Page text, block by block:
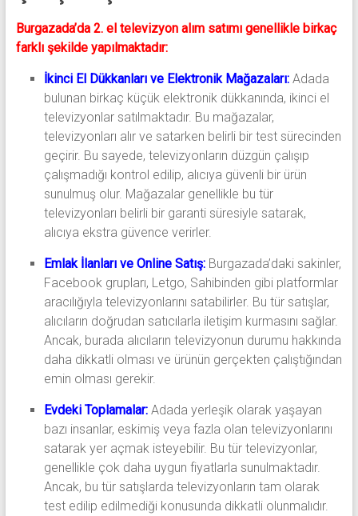
Burgazada’da 2. el televizyon alım satımı genellikle birkaç
farklı şekilde yapılmaktadır:
İkinci El Dükkanları ve Elektronik Mağazaları:Adada
bulunan birkaç küçük elektronik dükkanında, ikinci el
televizyonlar satılmaktadır. Bu mağazalar,
televizyonları alır ve satarken belirli bir test sürecinden
geçirir. Bu sayede, televizyonların düzgün çalışıp
çalışmadığı kontrol edilip, alıcıya güvenli bir ürün
sunulmuş olur. Mağazalar genellikle bu tür
televizyonları belirli bir garanti süresiyle satarak,
alıcıya ekstra güvence verirler.
Emlak İlanları ve Online Satış:Burgazada’daki sakinler,
Facebook grupları, Letgo, Sahibinden gibi platformlar
aracılığıyla televizyonlarını satabilirler. Bu tür satışlar,
alıcıların doğrudan satıcılarla iletişim kurmasını sağlar.
Ancak, burada alıcıların televizyonun durumu hakkında
daha dikkatli olması ve ürünün gerçekten çalıştığından
emin olması gerekir.
Evdeki Toplamalar:Adada yerleşik olarak yaşayan
bazı insanlar, eskimiş veya fazla olan televizyonlarını
satarak yer açmak isteyebilir. Bu tür televizyonlar,
genellikle çok daha uygun fiyatlarla sunulmaktadır.
Ancak, bu tür satışlarda televizyonların tam olarak
test edilip edilmediği konusunda dikkatli olunmalıdır.